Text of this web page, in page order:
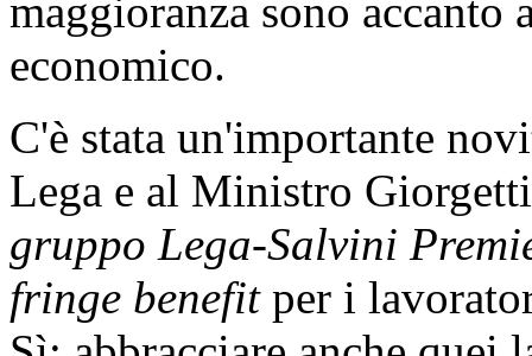
maggioranza sono
economico.
C'è stata un'importante
Lega e al Ministro
gruppo Lega-Salvini
fringe benefitper i